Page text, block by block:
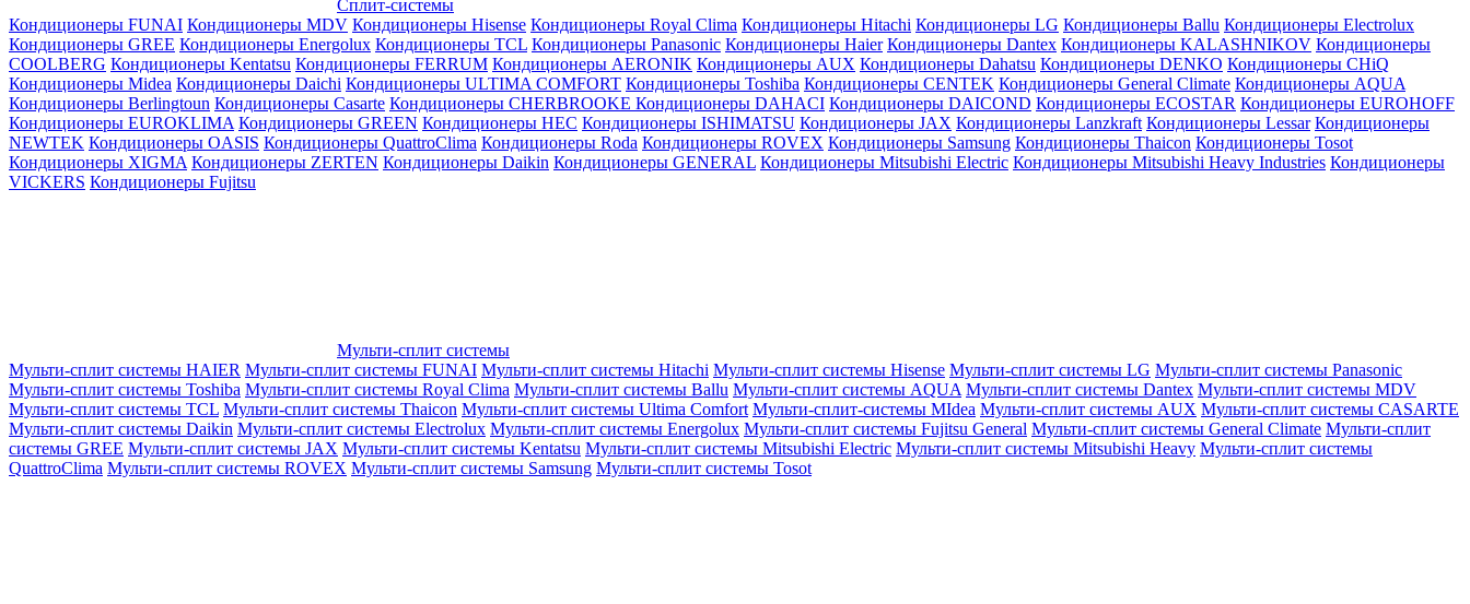
Сплит-системы
Кондиционеры FUNAI Кондиционеры MDV Кондиционеры Hisense Кондиционеры Royal Clima Кондиционеры Hitachi Кондиционеры LG Кондиционеры Ballu Кондиционеры Electrolux
Кондиционеры GREE Кондиционеры Energolux Кондиционеры TCL Кондиционеры Panasonic Кондиционеры Haier Кондиционеры Dantex Кондиционеры KALASHNIKOV Кондиционеры
СOOLBERG Кондиционеры Kentatsu Кондиционеры FERRUM Кондиционеры AERONIK Кондиционеры AUX Кондиционеры Dahatsu Кондиционеры DENKO Кондиционеры CHiQ
Кондиционеры Midea Кондиционеры Daichi Кондиционеры ULTIMA COMFORT Кондиционеры Toshiba Кондиционеры CENTEK Кондиционеры General Climate Кондиционеры AQUA
Кондиционеры Berlingtoun Кондиционеры Casarte Кондиционеры CHERBROOKE Кондиционеры DAHACI Кондиционеры DAICOND Кондиционеры ECOSTAR Кондиционеры EUROHOFF
Кондиционеры EUROKLIMA Кондиционеры GREEN Кондиционеры HEC Кондиционеры ISHIMATSU Кондиционеры JAX Кондиционеры Lanzkraft Кондиционеры Lessar Кондиционеры
NEWTEK Кондиционеры OASIS Кондиционеры QuattroClima Кондиционеры Roda Кондиционеры ROVEX Кондиционеры Samsung Кондиционеры Thaicon Кондиционеры Tosot
Кондиционеры XIGMA Кондиционеры ZERTEN Кондиционеры Daikin Кондиционеры GENERAL Кондиционеры Mitsubishi Electric Кондиционеры Mitsubishi Heavy Industries Кондиционеры
VICKERS Кондиционеры Fujitsu
Мульти-сплит системы
Мульти-сплит системы HAIER Мульти-сплит системы FUNAI Мульти-сплит системы Hitachi Мульти-сплит системы Hisense Мульти-сплит системы LG Мульти-сплит системы Panasonic
Мульти-сплит системы Toshiba Мульти-сплит системы Royal Clima Мульти-сплит системы Ballu Мульти-сплит системы AQUA Мульти-сплит системы Dantex Мульти-сплит системы MDV
Мульти-сплит системы TCL Мульти-сплит системы Thaicon Мульти-сплит системы Ultima Comfort Мульти-сплит-системы MIdea Мульти-сплит системы AUX Мульти-сплит системы CASARTE
Мульти-сплит системы Daikin Мульти-сплит системы Electrolux Мульти-сплит системы Energolux Мульти-сплит системы Fujitsu General Мульти-сплит системы General Climate Мульти-сплит
системы GREE Мульти-сплит системы JAX Мульти-сплит системы Kentatsu Мульти-сплит системы Mitsubishi Electric Мульти-сплит системы Mitsubishi Heavy Мульти-сплит системы
QuattroClima Мульти-сплит системы ROVEX Мульти-сплит системы Samsung Мульти-сплит системы Tosot